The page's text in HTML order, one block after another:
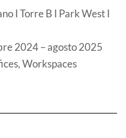
I Torre B I Park West I
2024 – agosto 2025
Workspaces